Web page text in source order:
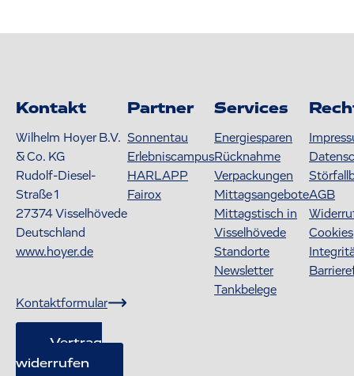
Kontakt
Wilhelm Hoyer B.V.
& Co. KG
Rudolf-Diesel-
Straße 1
27374Visselhövede
Deutschland
www.hoyer.de
Kontaktformular
Vertrag
widerrufen
Partner
Sonnentau
Erlebniscampus
HARLAPP
Fairox
Services
Energiesparen
Rücknahme
Verpackungen
Mittagsangebote
Mittagstisch in
Visselhövede
Standorte
Newsletter
Tankbelege
AGB
Cookies